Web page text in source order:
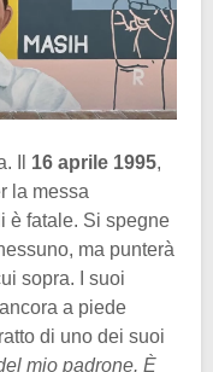
Il 16 aprile 1995,
la messa
è fatale. Si spegne
ma punterà
sopra. I suoi
a piede
di uno dei suoi
mio padrone. È